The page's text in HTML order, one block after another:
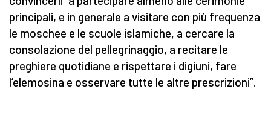
principali, e in generale a visitare con più frequenza
le moschee e le scuole islamiche, a cercare la
consolazione del pellegrinaggio, a recitare le
preghiere quotidiane e rispettare i digiuni, fare
l’elemosina e osservare tutte le altre prescrizioni”.